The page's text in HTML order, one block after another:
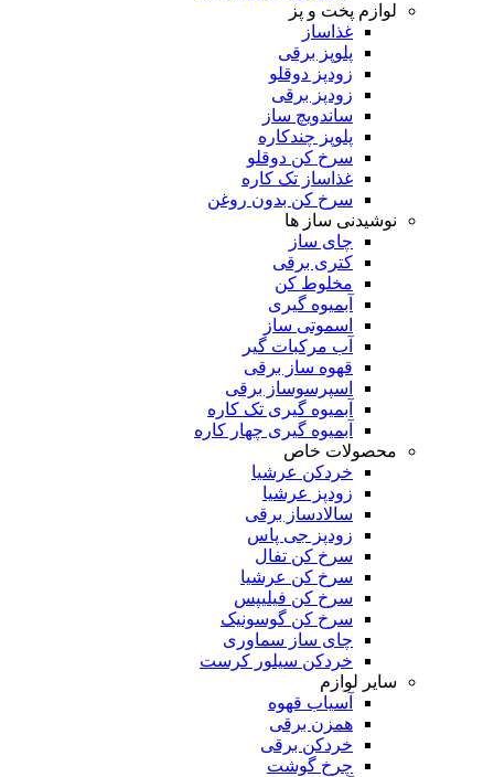
لوازم پخت و پز
غذاساز
پلوپز برقی
زودپز دوقلو
زودپز برقی
ساندویچ ساز
پلوپز چندکاره
سرخ کن دوقلو
غذاساز تک کاره
سرخ کن بدون روغن
نوشیدنی ساز ها
چای ساز
کتری برقی
مخلوط کن
آبمیوه گیری
اسموتی ساز
آب مرکبات گیر
قهوه ساز برقی
اسپرسوساز برقی
آبمیوه گیری تک کاره
آبمیوه گیری چهار کاره
محصولات خاص
خردکن عرشیا
زودپز عرشیا
سالادساز برقی
زودپز جی پاس
سرخ کن تفال
سرخ کن عرشیا
سرخ کن فیلیپس
سرخ کن گوسونیک
چای ساز سماوری
خردکن سیلور کرست
سایر لوازم
آسیاب قهوه
همزن برقی
خردکن برقی
چرخ گوشت